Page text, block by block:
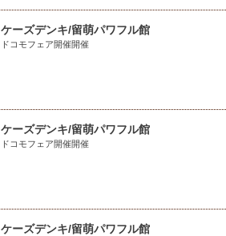
ケーズデンキ/留萌パワフル館
ドコモフェア開催開催
ケーズデンキ/留萌パワフル館
ドコモフェア開催開催
ケーズデンキ/留萌パワフル館